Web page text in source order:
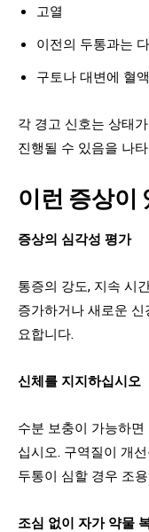
고열
이전의 두통과는
구토나 대변에 혈액
각 경고 신호는 상태
진행될 수 있음을 나
이런 증상이
증상의 심각성 평가
통증의 강도, 지속 시
증가하거나 새로운
요합니다.
신체를 지지하십시오
수분 보충이 가능하
십시오. 구역질이 개
두통이 심할 경우 조
조심 없이 자가 약물